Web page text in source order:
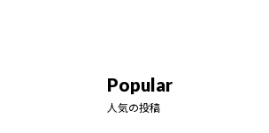
Popular
人気の投稿